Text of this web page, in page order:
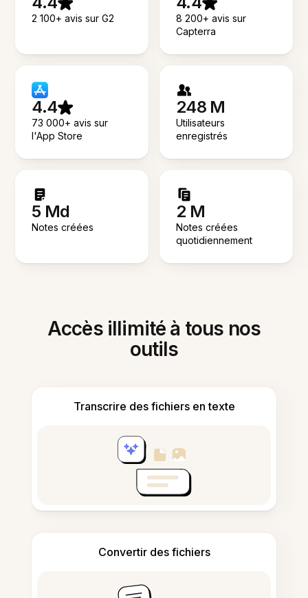
2 100+ avis sur G2
8 200+ avis sur
Capterra
4.4
73 000+ avis sur
l'App Store
248 M
Utilisateurs
enregistrés
5 Md
Notes créées
2 M
Notes créées
quotidiennement
Accès illimité à tous nos
outils
Transcrire des fichiers en texte
Convertir des fichiers